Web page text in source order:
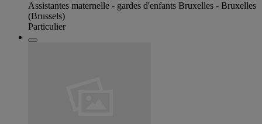
Assistantes maternelle - gardes d'enfants Bruxelles - Bruxelles
(Brussels)
Particulier